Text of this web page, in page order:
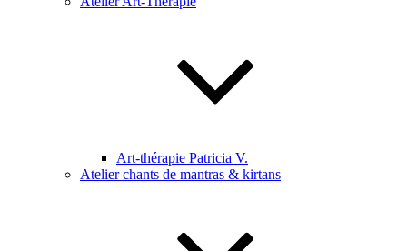
Art-thérapie Patricia V.
Atelier chants de mantras & kirtans